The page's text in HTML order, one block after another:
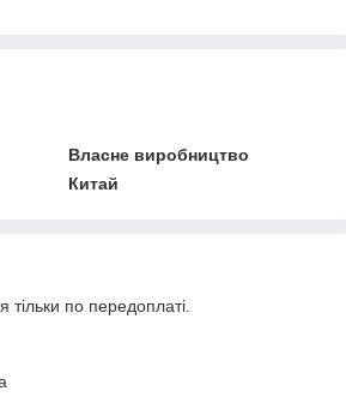
Власне виробництво
Китай
тільки по передоплаті.